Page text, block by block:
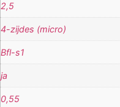
2,5
4-zijdes (micro)
Bfl-s1
ja
0,55